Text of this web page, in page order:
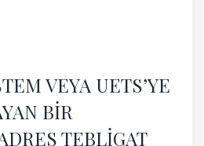
VEYA UETS’YE
BİR
TEBLİGAT